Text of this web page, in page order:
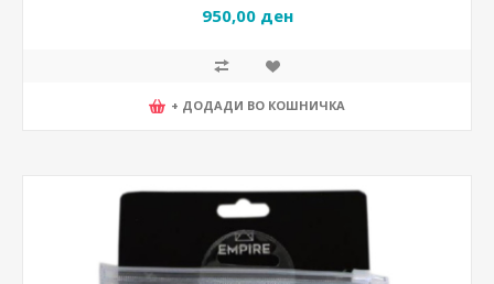
950,00 ден
+ ДОДАДИ ВО КОШНИЧКА